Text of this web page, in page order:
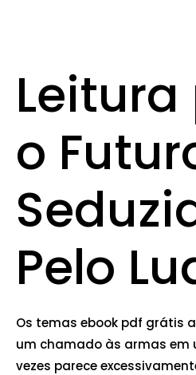
o
Pelo
Os temas ebook pdf grátis
um chamado às armas em
vezes parece